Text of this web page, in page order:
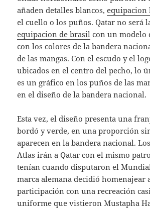
añaden detalles blancos,equipacion
el cuello o los puños. Qatar no será
equipacion de brasil con un modelo
con los colores de la bandera
de las mangas. Con el escudo y el
ubicados en el centro del pecho, lo
es un gráfico en los puños de las
en el diseño de la bandera nacional.
Esta vez, el diseño presenta una
bordó y verde, en una proporción
aparecen en la bandera nacional.
Atlas irán a Qatar con el mismo
tenían cuando disputaron el Mundial
marca alemana decidió homenajear
participación con una recreación
uniforme que vistieron Mustapha